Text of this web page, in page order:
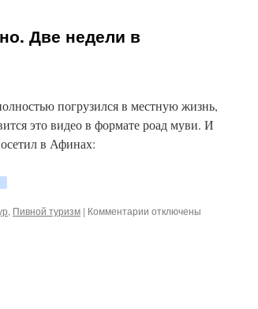
Две недели в
погрузился в местную жизнь,
это видео в формате роад муви. И
в Афинах:
, Пивной туризм | Комментарии котключены